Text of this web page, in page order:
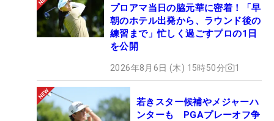
プロアマ当日の脇元華に密着！「早
朝のホテル出発から、ラウンド後の
練習まで」忙しく過ごすプロの1日
を公開
2026年8月6日 (木) 15時50分 1
若きスター候補やメジャーハ
ンターも PGAプレーオフ争